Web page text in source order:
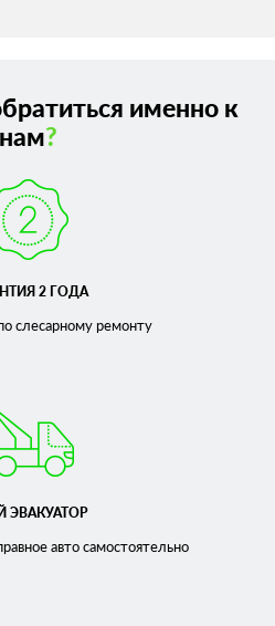
именно к
нам?
2 ГОДА
слесарномуремонту
ЭВАКУАТОР
авто самостоятельно